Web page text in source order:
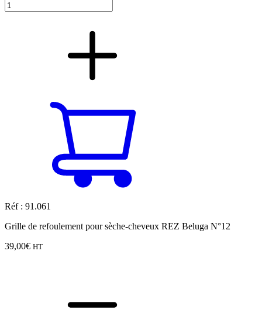
Réf : 91.061
Grille de refoulement pour sèche-cheveux REZ Beluga N°12
39,00€ HT